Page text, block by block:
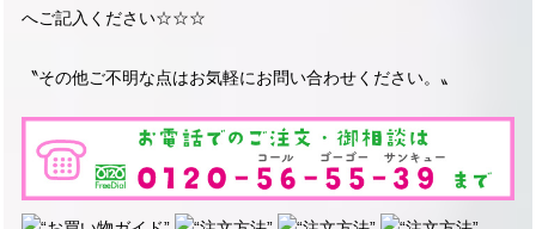
へご記入ください☆☆☆
〝その他ご不明な点はお気軽にお問い合わせください。〟